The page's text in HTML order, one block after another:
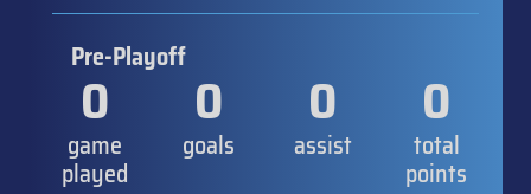
Pre-Playoff
0
game
played
0
goals
0
assist
0
total
points